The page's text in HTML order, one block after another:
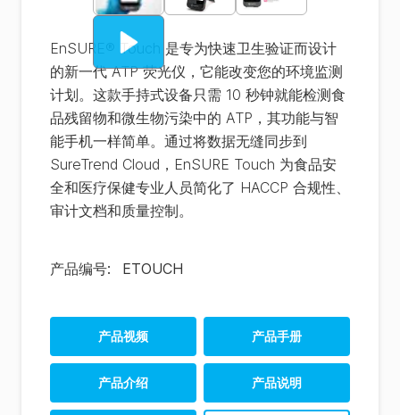
EnSURE® Touch 是专为快速卫生验证而设计
的新一代 ATP 荧光仪，它能改变您的环境监测
计划。这款手持式设备只需 10 秒钟就能检测食
品残留物和微生物污染中的 ATP，其功能与智
能手机一样简单。通过将数据无缝同步到
SureTrend Cloud，EnSURE Touch 为食品安
全和医疗保健专业人员简化了 HACCP 合规性、
审计文档和质量控制。
产品编号: ETOUCH
产品视频 产品手册
Brochure
产品介绍 产品说明